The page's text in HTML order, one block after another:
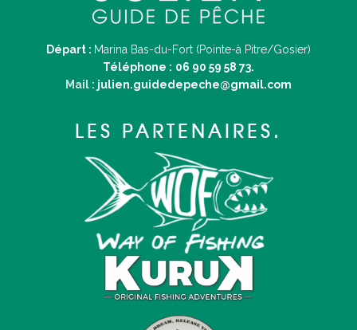
Départ : Marina Bas-du-Fort (Pointe-à Pitre/Gosier)
Téléphone : 06 90 59 58 73.
Mail : julien.guidedepeche@gmail.com
LES PARTENAIRES.